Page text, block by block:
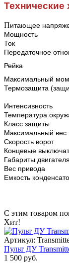
Технические
Питающее
Мощность
Ток
Передаточное
Рейка
Максимальный
Термозащита
Интенсивность
Температура
Класс защиты
Максимальный вес
Скорость ворот
Концевые
Габариты
Вес привода
Емкость
С этим товаром
Хит!
Артикул:
Пульт ДУ
1 500 руб.